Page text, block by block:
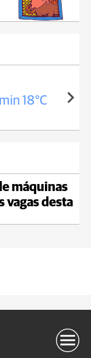
min 18°C
máquinas
vagas desta